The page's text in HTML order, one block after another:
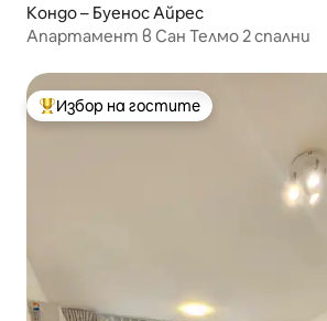
Кондо – Буенос Айрес
Апартамент в Сан Телмо 2 спални
Най-популярен избор на гостите
Избор на гостите